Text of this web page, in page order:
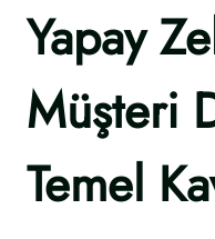
Yapay
Müşteri
Temel